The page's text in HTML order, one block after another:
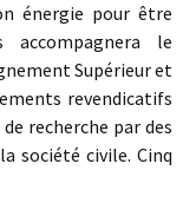
énergie pour être
le
Supérieur et
revendicatifs
recherche par des
société civile. Cinq